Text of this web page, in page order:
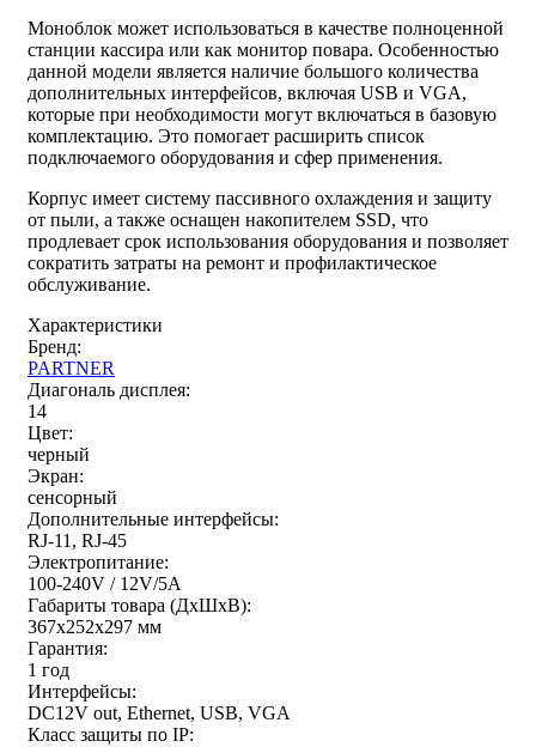
Моноблок может использоваться в качестве полноценной
станции кассира или как монитор повара. Особенностью
данной модели является наличие большого количества
дополнительных интерфейсов, включая USB и VGA,
которые при необходимости могут включаться в базовую
комплектацию. Это помогает расширить список
подключаемого оборудования и сфер применения.
Корпус имеет систему пассивного охлаждения и защиту
от пыли, а также оснащен накопителем SSD, что
продлевает срок использования оборудования и позволяет
сократить затраты на ремонт и профилактическое
обслуживание.
Характеристики
Бренд:
PARTNER
Диагональ дисплея:
14
Цвет:
черный
Экран:
сенсорный
Дополнительные интерфейсы:
RJ-11, RJ-45
Электропитание:
100-240V / 12V/5A
Габариты товара (ДxШxВ):
367х252х297 мм
Гарантия:
1 год
Интерфейсы:
DC12V out, Ethernet, USB, VGA
Класс защиты по IP: